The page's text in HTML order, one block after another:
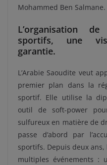
Mohammed Ben Salmane.
L’organisation
sportifs, une
garantie.
L’Arabie Saoudite veut
premier plan dans la
sportif. Elle utilise la
outil de soft-power
sulfureux en matière de
passe d’abord par
sportifs. Depuis deux
multiples événements :